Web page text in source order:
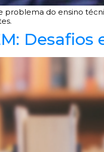
problema do ensino